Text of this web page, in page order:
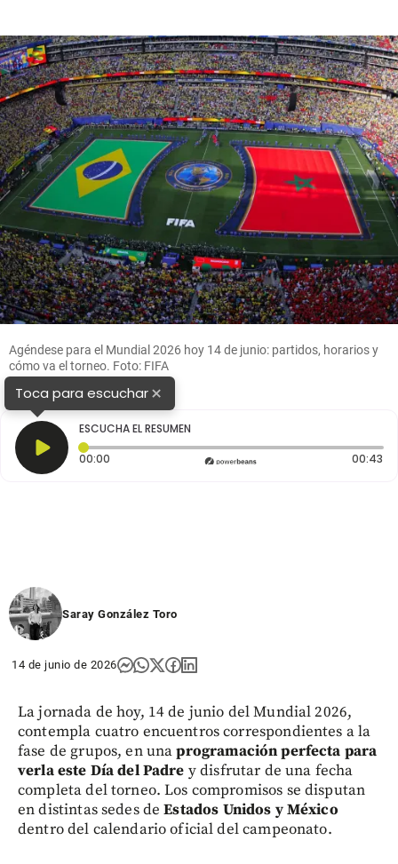
Agéndese para el Mundial 2026 hoy 14 de junio: partidos, horarios y
cómo va el torneo. Foto: FIFA
Toca para escuchar×
ESCUCHA EL RESUMEN
00:00 Tiempo transcurrido: 0 segundos 00:43
Saray González Toro
14 de junio de 2026
La jornada de hoy, 14 de junio del Mundial 2026,
contempla cuatro encuentros correspondientes a la
fase de grupos, en unaprogramación perfecta para
verla este Día del Padre y disfrutar de una fecha
completa del torneo. Los compromisos se disputan
en distintas sedes deEstados Unidos y México
dentro del calendario oficial del campeonato.